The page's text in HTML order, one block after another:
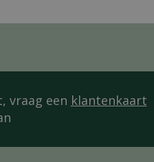
vraag een klantenkaart